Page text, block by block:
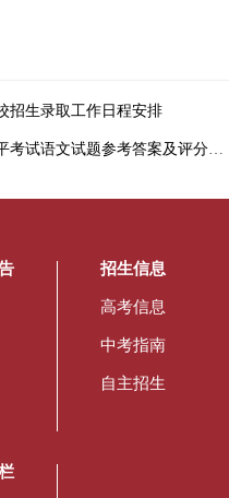
招生录取工作日程安排
后一记录->2017年安徽省初中学业水平考试语文试题参考答案及评分标准
招生信息
高考信息
中考指南
自主招生